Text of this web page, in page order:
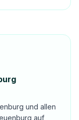
und allen
auf